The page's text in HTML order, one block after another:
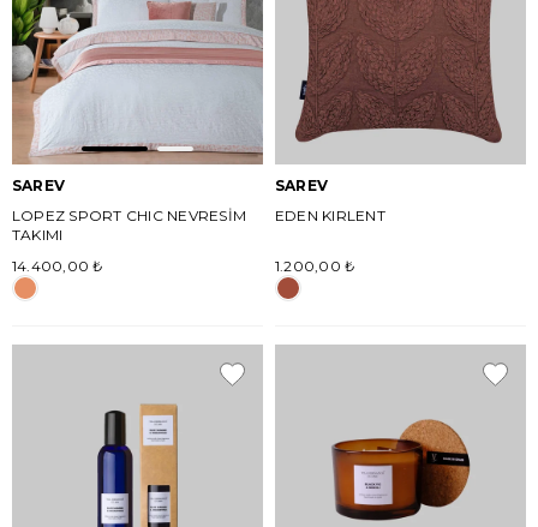
SAREV
LOPEZ SPORT CHIC NEVRESİM
TAKIMI
14.400,00 ₺
SAREV
EDEN KIRLENT
1.200,00 ₺